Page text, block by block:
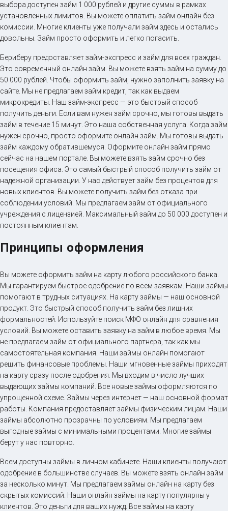
выбора доступен займ 1 000 рублей и другие суммы в рамках
установленных лимитов. Вы можете оплатить займ онлайн без
комиссии. Многие клиенты уже получали займ здесь и остались
довольны. Займ просто оформить и легко погасить.
Бериберу предоставляет займ-экспресс и займ для всех граждан.
Это современный онлайн займ. Вы можете взять займ на сумму до
50 000 рублей. Чтобы оформить займ, нужно заполнить заявку на
сайте. Мы не предлагаем займ кредит, так как выдаем
микрокредиты. Наш займ-экспресс — это быстрый способ
получить деньги. Если вам нужен займ срочно, мы готовы выдать
займ в течение 15 минут. Это наша собственная услуга. Когда займ
нужен срочно, просто оформите онлайн займ. Мы готовы выдать
займ каждому обратившемуся. Оформите онлайн займ прямо
сейчас на нашем портале. Вы можете взять займ срочно без
посещения офиса. Это самый быстрый способ получить займ от
надежной организации. У нас действует займ без процентов для
новых клиентов. Вы можете получить займ без отказа при
соблюдении условий. Мы предлагаем займ от официального
учреждения с лицензией. Максимальный займ до 50 000 доступен и
постоянным клиентам.
Принципы оформления
Вы можете оформить займ на карту любого российского банка.
Мы гарантируем быстрое одобрение по всем заявкам. Наши займы
помогают в трудных ситуациях. На карту займы — наш основной
продукт. Это быстрый способ получить займ без лишних
формальностей. Используйте поиск МФО онлайн для сравнения
условий. Вы можете оставить заявку на займ в любое время. Мы
не предлагаем займ от официального партнера, так как мы
самостоятельная компания. Наши займы онлайн помогают
решить финансовые проблемы. Наши мгновенные займы приходят
на карту сразу после одобрения. Мы входим в число лучших
выдающих займы компаний. Все новые займы оформляются по
упрощенной схеме. Займы через интернет — наш основной формат
работы. Компания предоставляет займы физическим лицам. Наши
займы абсолютно прозрачны по условиям. Мы предлагаем
выгодные займы с минимальными процентами. Многие займы
берут у нас повторно.
Всем доступны займы в личном кабинете. Наши клиенты получают
одобрение в большинстве случаев. Вы можете взять онлайн займ
за несколько минут. Мы предлагаем займы онлайн на карту без
скрытых комиссий. Наши онлайн займы на карту популярны у
клиентов. Это деньги для ваших нужд. Все займы на карту